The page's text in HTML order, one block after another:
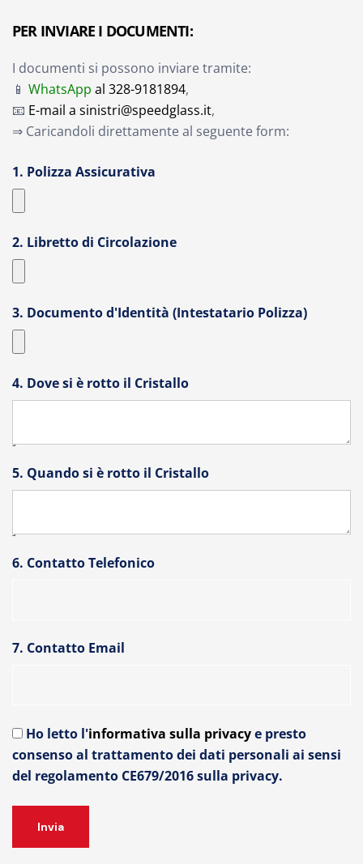
PER INVIARE I DOCUMENTI:
I documenti si possono inviare tramite:
📱 WhatsApp al 328-9181894,
📧 E-mail a sinistri@speedglass.it,
⇒ Caricandoli direttamente al seguente form:
1. Polizza Assicurativa
2. Libretto di Circolazione
3. Documento d'Identità (Intestatario Polizza)
4. Dove si è rotto il Cristallo
5. Quando si è rotto il Cristallo
6. Contatto Telefonico
7. Contatto Email
Ho letto l'informativa sulla privacye presto
consenso al trattamento dei dati personali ai sensi
del regolamento CE679/2016 sulla privacy.